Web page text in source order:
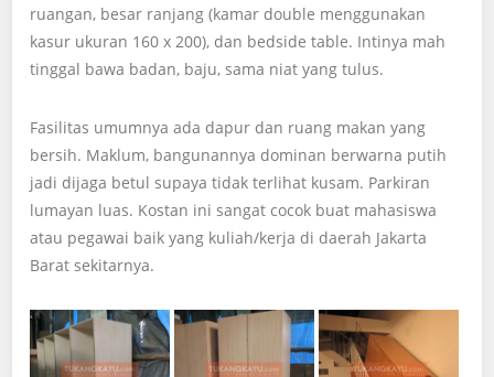
ruangan, besar ranjang (kamar double menggunakan
kasur ukuran 160 x 200), dan bedside table. Intinya mah
tinggal bawa badan, baju, sama niat yang tulus.
Fasilitas umumnya ada dapur dan ruang makan yang
bersih. Maklum, bangunannya dominan berwarna putih
jadi dijaga betul supaya tidak terlihat kusam. Parkiran
lumayan luas. Kostan ini sangat cocok buat mahasiswa
atau pegawai baik yang kuliah/kerja di daerah Jakarta
Barat sekitarnya.